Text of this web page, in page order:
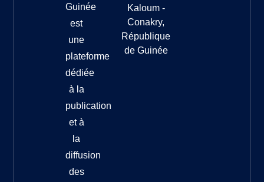
Guinée
est
une
plateforme
dédiée
à la
publication
et à
la
diffusion
des
Kaloum -
Conakry,
République
de Guinée